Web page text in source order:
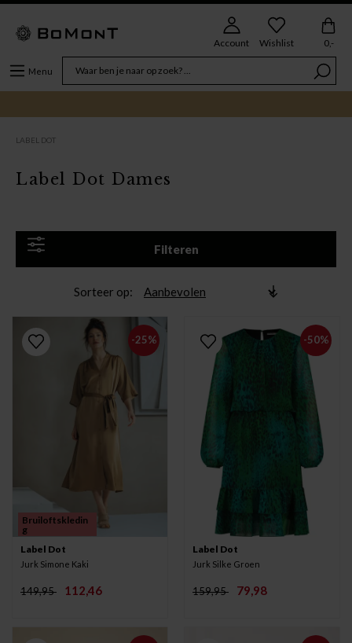
Menu
Account Wishlist 0,-
LABEL DOT
Filteren
Label Dot Dames
Sorteer op
-25%
Bruiloftskledin
g
Label Dot
Jurk Simone Kaki
149,95 112,46
-50%
Label Dot
Jurk Silke Groen
159,95 79,98